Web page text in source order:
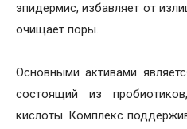
эпидермис, избавляет от
очищает поры.
Основными активами
состоящий из
кислоты. Комплекс